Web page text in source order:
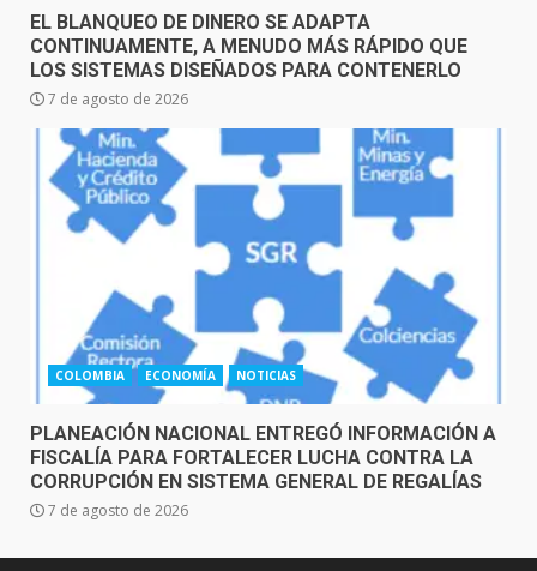
EL BLANQUEO DE DINERO SE ADAPTA
CONTINUAMENTE, A MENUDO MÁS RÁPIDO QUE
LOS SISTEMAS DISEÑADOS PARA CONTENERLO
7 de agosto de 2026
COLOMBIA ECONOMÍA NOTICIAS
PLANEACIÓN NACIONAL ENTREGÓ INFORMACIÓN A
FISCALÍA PARA FORTALECER LUCHA CONTRA LA
CORRUPCIÓN EN SISTEMA GENERAL DE REGALÍAS
7 de agosto de 2026